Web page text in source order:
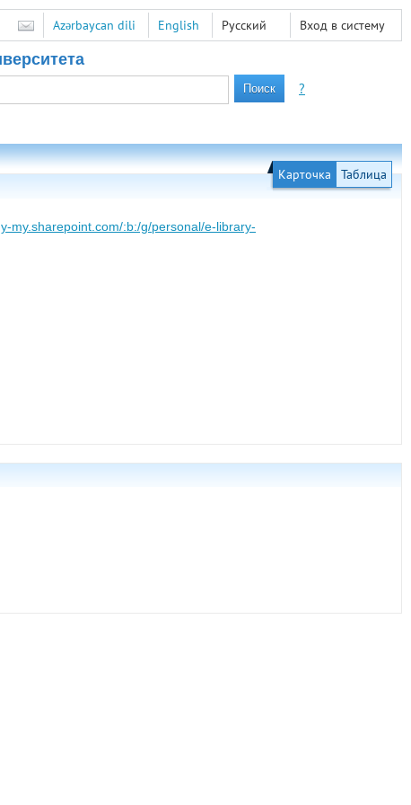
Вход в систему
Azərbaycan dili English Русский
?
Карточка Таблица
my.sharepoint.com/:b:/g/personal/e-library-